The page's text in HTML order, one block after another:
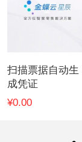
扫描票据自动生
成凭证
¥0.00